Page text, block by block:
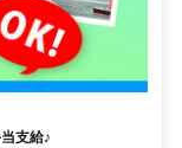
支給♪